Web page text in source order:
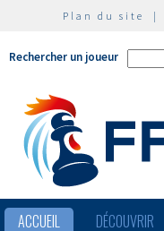
Plan du site |
Rechercher un joueur
ACCUEIL DÉCOUVRIR